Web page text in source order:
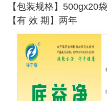
【包装规格】500gx20
【有 效 期】两年